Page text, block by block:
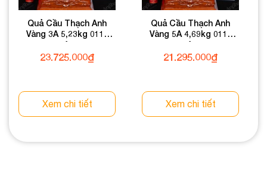
Quả Cầu Thạch Anh
Vàng 3A 5,23kg 011-
0913A-5,23
23.725.000₫
Xem chi tiết
Quả Cầu Thạch Anh
Vàng 5A 4,69kg 011-
0915A-4,69
21.295.000₫
Xem chi tiết